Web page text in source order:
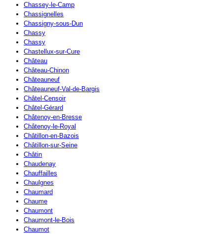
Chassey-le-Camp
Chassignelles
Chassigny-sous-Dun
Chassy
Chassy
Chastellux-sur-Cure
Château
Château-Chinon
Châteauneuf
Châteauneuf-Val-de-Bargis
Châtel-Censoir
Châtel-Gérard
Châtenoy-en-Bresse
Châtenoy-le-Royal
Châtillon-en-Bazois
Châtillon-sur-Seine
Châtin
Chaudenay
Chauffailles
Chaulgnes
Chaumard
Chaume
Chaumont
Chaumont-le-Bois
Chaumot